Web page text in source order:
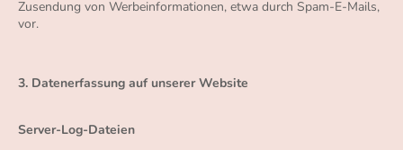
Zusendung von Werbeinformationen, etwa durch Spam-E-Mails,
vor.
3. Datenerfassung auf unserer Website
Server-Log-Dateien